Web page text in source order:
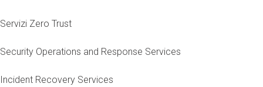
Servizi Zero Trust
Security Operations and Response Services
Incident Recovery Services